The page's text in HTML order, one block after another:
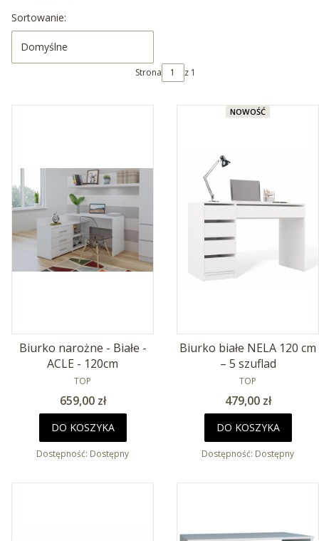
Lista produktów
Sortowanie:
Domyślne
Strona z 1
Biurko narożne - Białe -
ACLE - 120cm
PRODUCENT
TOP
Cena
659,00 zł
DO KOSZYKA
Dostępność: Dostępny
NOWOŚĆ
Biurko białe NELA 120 cm
– 5 szuflad
PRODUCENT
TOP
Cena
479,00 zł
DO KOSZYKA
Dostępność: Dostępny